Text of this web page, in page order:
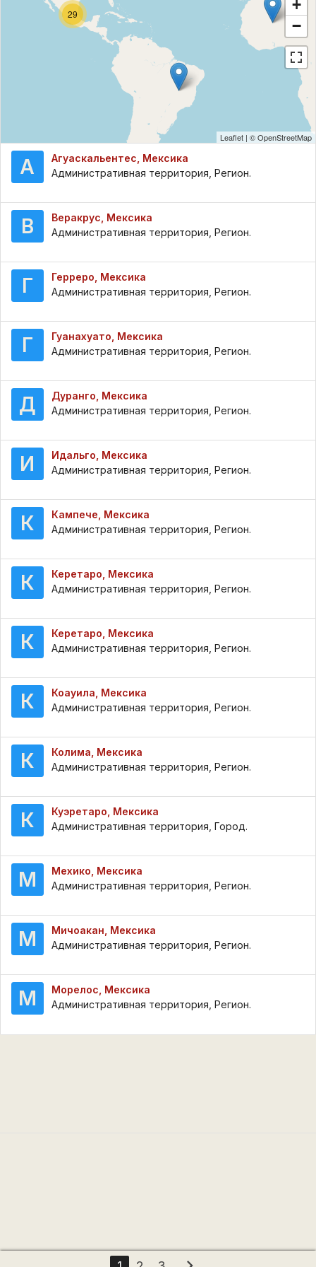
29
+
−
Leaflet | ©OpenStreetMap
А
Агуаскальентес, Мексика
Административная территория, Регион.
В
Веракрус, Мексика
Административная территория, Регион.
Г
Герреро, Мексика
Административная территория, Регион.
Г
Гуанахуато, Мексика
Административная территория, Регион.
Д
Дуранго, Мексика
Административная территория, Регион.
И
Идальго, Мексика
Административная территория, Регион.
К
Кампече, Мексика
Административная территория, Регион.
К
Керетаро, Мексика
Административная территория, Регион.
К
Керетаро, Мексика
Административная территория, Регион.
К
Коауила, Мексика
Административная территория, Регион.
К
Колима, Мексика
Административная территория, Регион.
К
Куэретаро, Мексика
Административная территория, Город.
М
Мехико, Мексика
Административная территория, Регион.
М
Мичоакан, Мексика
Административная территория, Регион.
М
Морелос, Мексика
Административная территория, Регион.